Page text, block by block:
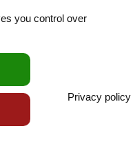
des sorties en
you control over
Privacy policy